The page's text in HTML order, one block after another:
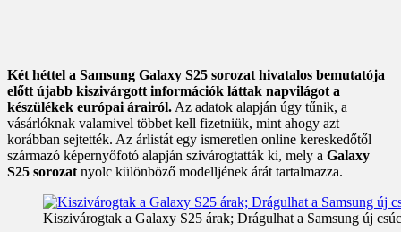
Két héttel a Samsung Galaxy S25 sorozat hivatalos bemutatója
előtt újabb kiszivárgott információk láttak napvilágot a
készülékek európai árairól. Az adatok alapján úgy tűnik, a
vásárlóknak valamivel többet kell fizetniük, mint ahogy azt
korábban sejtették. Az árlistát egy ismeretlen online kereskedőtől
származó képernyőfotó alapján szivárogtatták ki, mely a Galaxy
S25 sorozat nyolc különböző modelljének árát tartalmazza.
Kiszivárogtak a Galaxy S25 árak; Drágulhat a Samsung új